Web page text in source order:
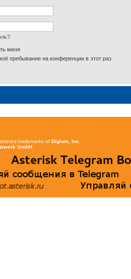
меня
пребывание на конференции в этот раз
trademarks of Digium, Inc.
GmbH